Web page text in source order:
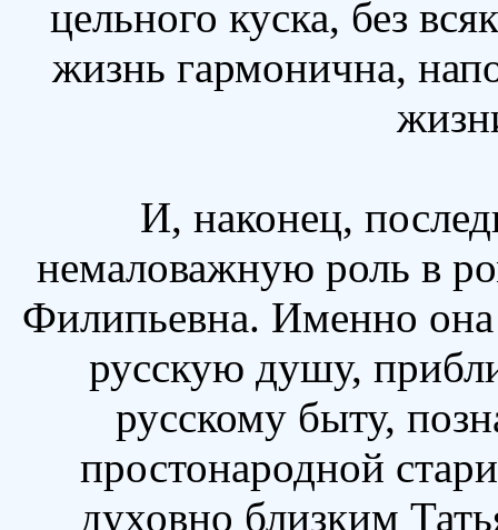
цельного куска, без
жизнь гармонична,
И, наконец,
немаловажную роль в
Филипьевна. Именно
русскую душу,
русскому быту,
простонародной
духовно близким